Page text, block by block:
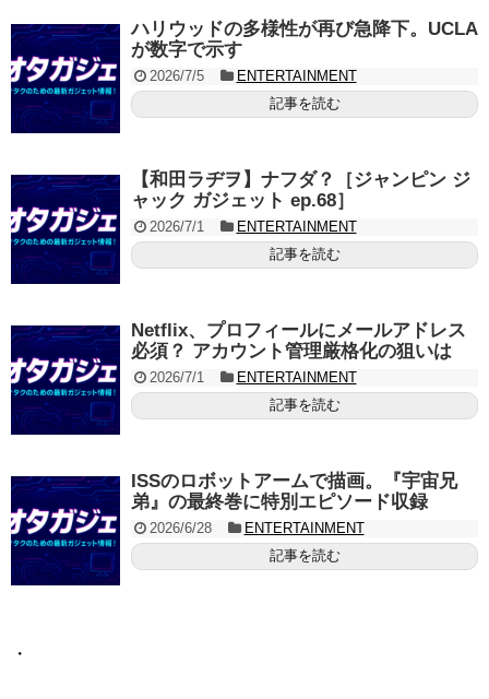
ハリウッドの多様性が再び急降下。UCLA
が数字で示す
2026/7/5
ENTERTAINMENT
記事を読む
【和田ラヂヲ】ナフダ？［ジャンピン ジ
ャック ガジェット ep.68］
2026/7/1
ENTERTAINMENT
記事を読む
Netflix、プロフィールにメールアドレス
必須？ アカウント管理厳格化の狙いは
2026/7/1
ENTERTAINMENT
記事を読む
ISSのロボットアームで描画。『宇宙兄
弟』の最終巻に特別エピソード収録
2026/6/28
ENTERTAINMENT
記事を読む
・